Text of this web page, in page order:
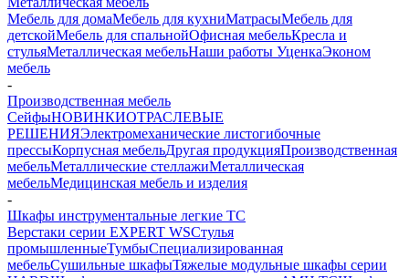
Мебель для домаМебель для кухниМатраcыМебель для
детскойМебель для спальнойОфисная мебельКресла и
стульяМеталлическая мебельНаши работы УценкаЭконом
мебель
-
Производственная мебель
СейфыНОВИНКИОТРАСЛЕВЫЕ
РЕШЕНИЯЭлектромеханические листогибочные
прессыКорпусная мебельДругая продукцияПроизводственная
мебельМеталлические стеллажиМеталлическая
мебельМедицинская мебель и изделия
-
Шкафы инструментальные легкие ТС
Верстаки серии EXPERT WSСтулья
промышленныеТумбыCпециализированная
мебельCушильные шкафыТяжелые модульные шкафы серии